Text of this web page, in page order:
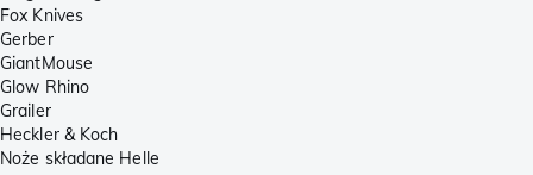
Fox Knives
Gerber
GiantMouse
Glow Rhino
Grailer
Heckler & Koch
Noże składane Helle